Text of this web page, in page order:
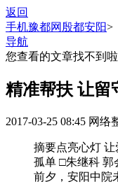
返回
手机豫都网 殷都安阳>
导航
您查看的文章找不到
精准帮扶 让留
2017-03-25 08:45 网络
摘要点亮心灯
孤单 □朱继科 郭
前夕，安阳中院